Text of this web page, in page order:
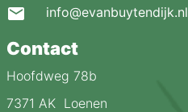
info@evanbuytendijk.nl
Contact
Hoofdweg 78b
7371 AK Loenen